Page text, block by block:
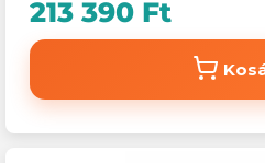
213 390 Ft